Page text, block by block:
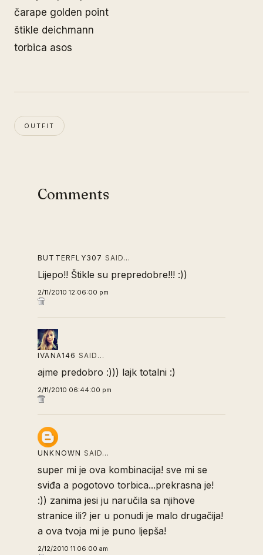
čarape golden point
štikle deichmann
torbica asos
OUTFIT
Comments
BUTTERFLY307 SAID…
Lijepo!! Štikle su prepredobre!!! :))
2/11/2010 12:06:00 pm
IVANA146 SAID…
ajme predobro :))) lajk totalni :)
2/11/2010 06:44:00 pm
UNKNOWN SAID…
super mi je ova kombinacija! sve mi se
sviđa a pogotovo torbica...prekrasna je!
:)) zanima jesi ju naručila sa njihove
stranice ili? jer u ponudi je malo drugačija!
a ova tvoja mi je puno ljepša!
2/12/2010 11:06:00 am